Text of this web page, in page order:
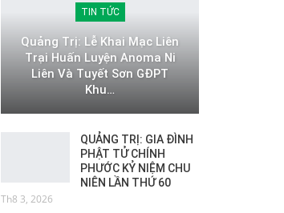
TIN TỨC
Quảng Trị: Lễ Khai Mạc Liên
Trại Huấn Luyện Anoma Ni
Liên Và Tuyết Sơn GĐPT
Khu…
QUẢNG TRỊ: GIA ĐÌNH
PHẬT TỬ CHÍNH
PHƯỚC KỶ NIỆM CHU
NIÊN LẦN THỨ 60
Th8 3, 2026